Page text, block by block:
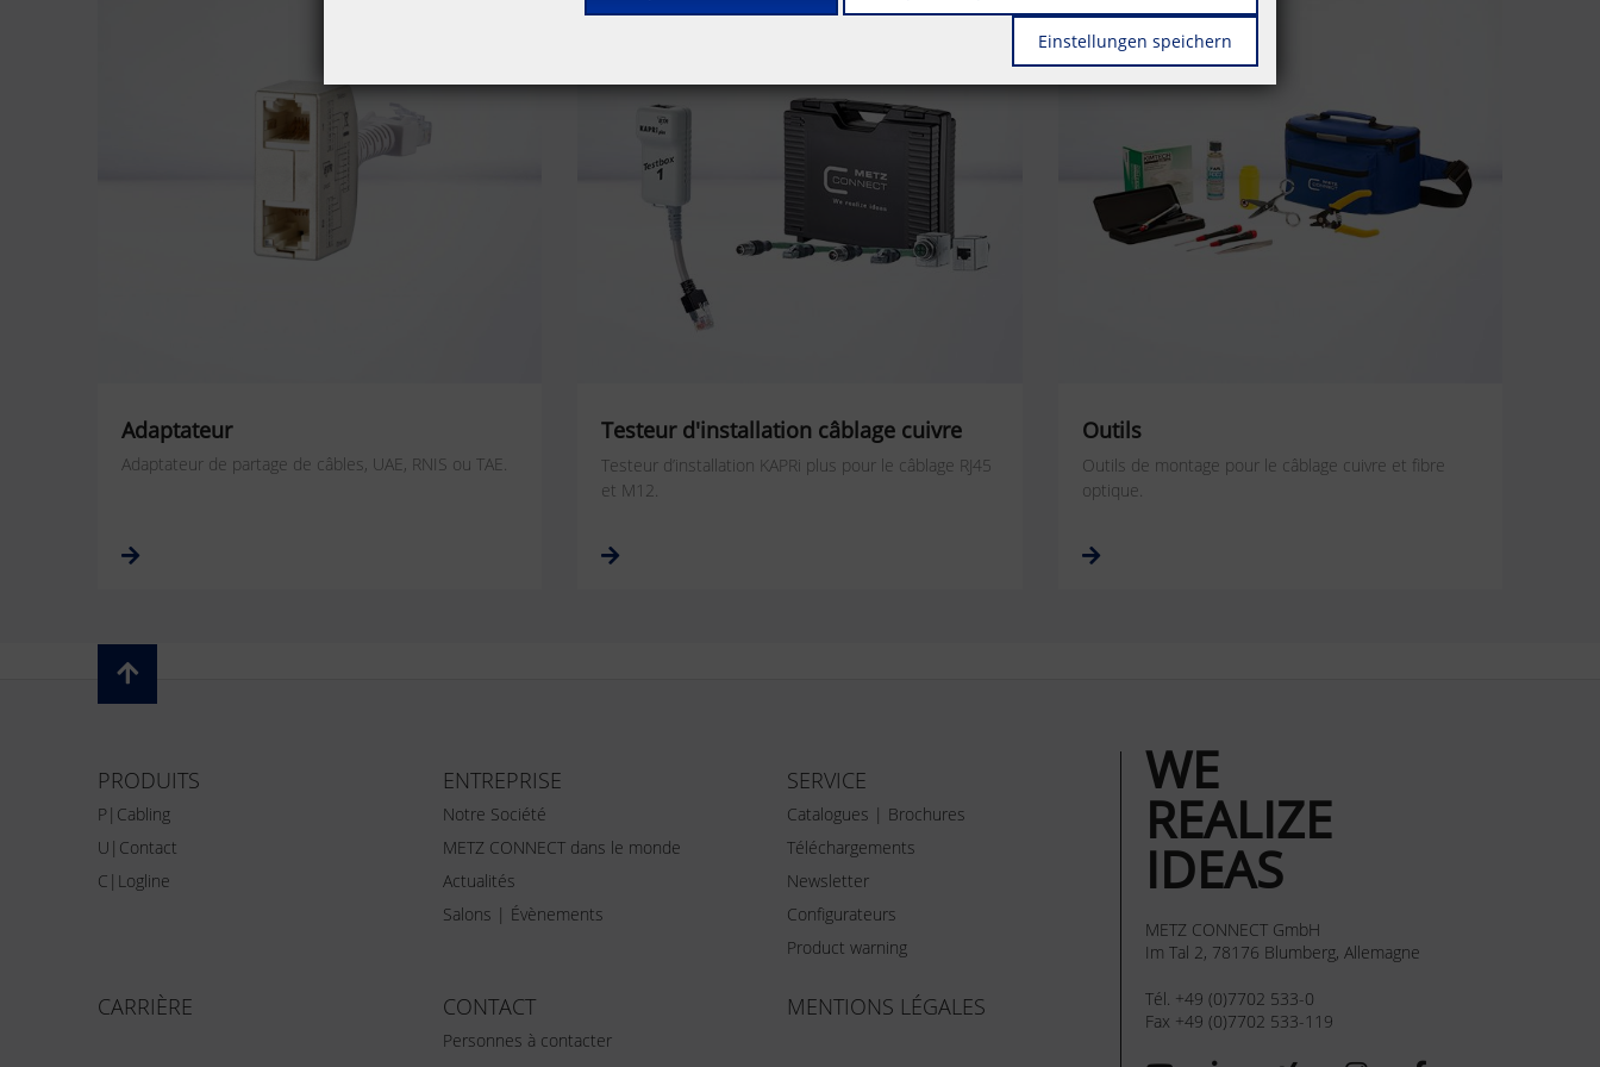
Adaptateur
Adaptateur de partage de câbles, UAE, RNIS ou TAE.
Testeur d'installation câblage cuivre
Testeur d’installation KAPRi plus pour le câblage RJ45
et M12.
Outils
Outils de montage pour le câblage cuivre et fibre
optique.
PRODUITS
P|Cabling
U|Contact
C|Logline
ENTREPRISE
Notre Société
METZ CONNECT dans le monde
Actualités
Salons | Évènements
SERVICE
Catalogues | Brochures
Téléchargements
Newsletter
Configurateurs
Product warning
CARRIÈRE CONTACT
Personnes à contacter
MENTIONS LÉGALES
WE
REALIZE
IDEAS
METZ CONNECT GmbH
Im Tal 2, 78176 Blumberg, Allemagne
Tél. +49 (0)7702 533-0
Fax +49 (0)7702 533-119
Einstellungen speichern